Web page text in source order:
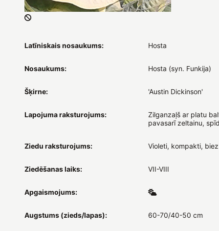
Latīniskais nosaukums: Hosta
Nosaukums: Hosta (syn. Funkija)
Šķirne: 'Austin Dickinson'
Lapojuma raksturojums:
Zilganzaļš ar platu
pavasarī zeltainu,
Ziedu raksturojums: Violeti, kompakti,
Ziedēšanas laiks: VII-VIII
Apgaismojums:
Augstums (zieds/lapas): 60-70/40-50 cm